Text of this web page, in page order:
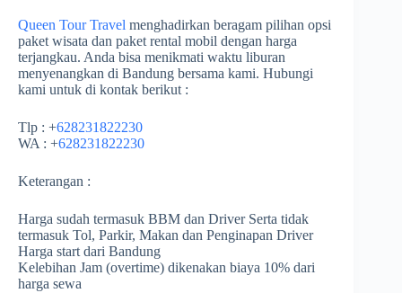
Queen Tour Travel menghadirkan beragam pilihan opsi
paket wisata dan paket rental mobil dengan harga
terjangkau. Anda bisa menikmati waktu liburan
menyenangkan di Bandung bersama kami. Hubungi
kami untuk di kontak berikut :
Tlp : +628231822230
WA : +628231822230
Keterangan :
Harga sudah termasuk BBM dan Driver Serta tidak
termasuk Tol, Parkir, Makan dan Penginapan Driver
Harga start dari Bandung
Kelebihan Jam (overtime) dikenakan biaya 10% dari
harga sewa